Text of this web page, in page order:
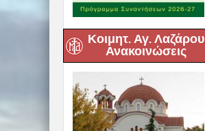
Κοιμητ. Αγ. Λαζάρου
Ανακοινώσεις